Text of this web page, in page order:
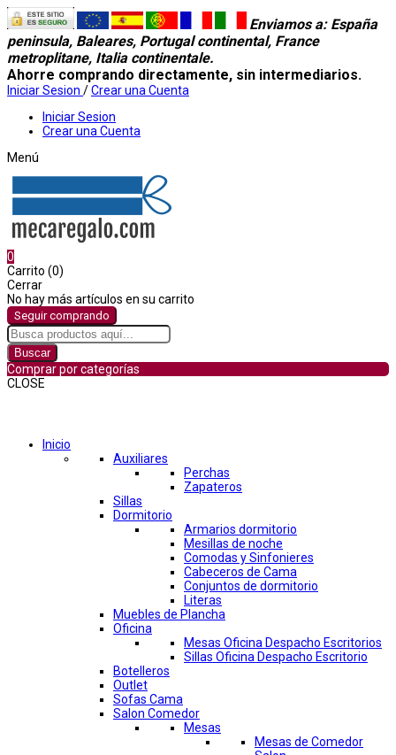
Enviamos a: España
peninsula, Baleares, Portugal continental, France
metroplitane, Italia continentale.
Ahorre comprando directamente, sin intermediarios.
Iniciar Sesion /Crear una Cuenta
Iniciar Sesion
Crear una Cuenta
Menú
0
Carrito (0)
Cerrar
No hay más artículos en su carrito
Seguir comprando
Buscar
Comprar por categorías
CLOSE
Inicio
Auxiliares
Perchas
Zapateros
Sillas
Dormitorio
Armarios dormitorio
Mesillas de noche
Comodas y Sinfonieres
Cabeceros de Cama
Conjuntos de dormitorio
Literas
Muebles de Plancha
Oficina
Mesas Oficina Despacho Escritorios
Sillas Oficina Despacho Escritorio
Botelleros
Outlet
Sofas Cama
Salon Comedor
Mesas
Mesas de Comedor